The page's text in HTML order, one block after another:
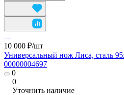
10 000 ₽/шт
Универсальный нож Лиса, сталь
00000004697
0
0
Уточнить наличие